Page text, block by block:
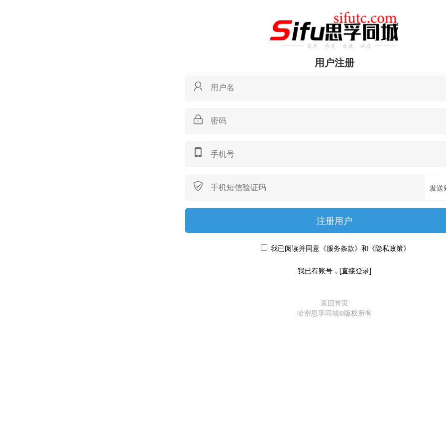
用户注册
发送
我已阅读并同意 《服务条款》 和 《隐私政策》
我已有账号， [直接登录]
返回首页
哈密思孚同城©版权所有